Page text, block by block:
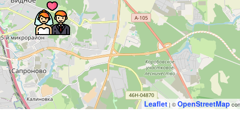
Leaflet | ©OpenStreetMap